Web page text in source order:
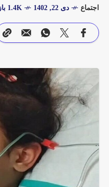
اجتماع دی 22, 1402 1.4K بازدید